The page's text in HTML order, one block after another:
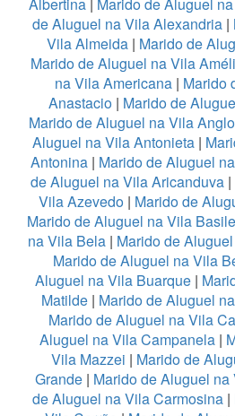
de Aluguel na Vila Alexandria |
Vila Almeida | Marido de
Marido de Aluguel na Vila
na Vila Americana| Marido
Anastacio | Marido de
Marido de Aluguel na Vila
Aluguel na Vila Antonieta|
Antonina | Marido de Aluguel
de Aluguel na Vila Aricanduva |
Vila Azevedo| Marido de
Marido de Aluguel na Vila
na Vila Bela | Marido de
Marido de Aluguel na Vila
Aluguel na Vila Buarque |
Matilde | Marido de Aluguel
Marido de Aluguel na Vila
Aluguel na Vila Campanela |
Vila Mazzei | Marido de
Grande | Marido de Aluguel
de Aluguel na Vila Carmosina|